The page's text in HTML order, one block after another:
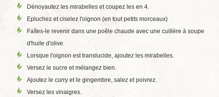
Dénoyautez les mirabelles et coupez les en 4.
Epluchez et ciselez l'oignon (en tout petits morceaux)
Faîtes-le revenir dans une poêle chaude avec une cuillère à soupe
d'huile d'olive.
Lorsque l'oignon est translucide, ajoutez les mirabelles.
Versez le sucre et mélangez bien.
Ajoutez le curry et le gingembre, salez et poivrez.
Versez les vinaigres.